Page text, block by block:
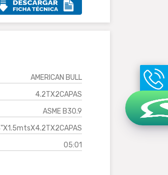
AMERICAN BULL
4.2TX2CAPAS
ASME B30.9
05:01